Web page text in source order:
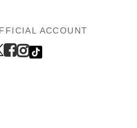
ACCOUNT